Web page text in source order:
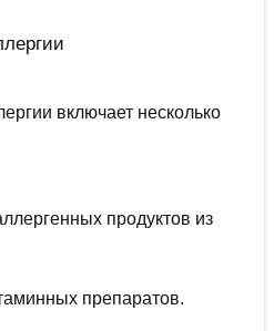
включает несколько
продуктов из
препаратов.